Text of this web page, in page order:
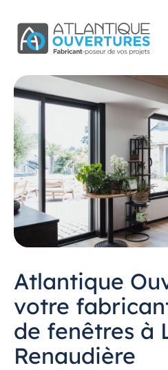
Atlantique
votre
de fenêtres à
Renaudière